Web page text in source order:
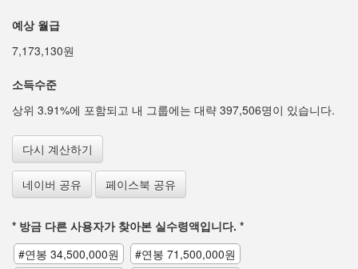
예상 월급
7,173,130원
소득수준
상위 3.91%에 포함되고 내 그룹에는 대략 397,506명이 있습니다.
다시 계산하기
네이버 공유 페이스북 공유
* 방금 다른 사용자가 찾아본 실수령액입니다. *
#연봉 34,500,000원
#연봉 71,500,000원